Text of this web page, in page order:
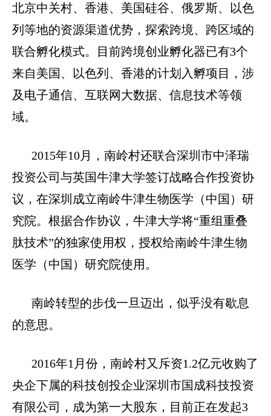
北京中关村、香港、美国硅谷、俄罗斯、以色
列等地的资源渠道优势，探索跨境、跨区域的
联合孵化模式。目前跨境创业孵化器已有3个
来自美国、以色列、香港的计划入孵项目，涉
及电子通信、互联网大数据、信息技术等领
域。
2015年10月，南岭村还联合深圳市中泽瑞
投资公司与英国牛津大学签订战略合作投资协
议，在深圳成立南岭牛津生物医学（中国）研
究院。根据合作协议，牛津大学将“重组重叠
肽技术”的独家使用权，授权给南岭牛津生物
医学（中国）研究院使用。
南岭转型的步伐一旦迈出，似乎没有歇息
的意思。
2016年1 月份，南岭村又斥资1.2亿元收购了
央企下属的科技创投企业深圳市国成科技投资
有限公司，成为第一大股东，目前正在发起3